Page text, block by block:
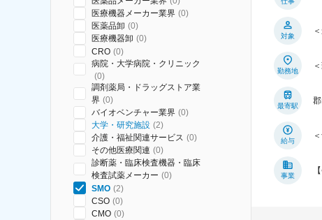
医療機器メーカー業界 (0)
医薬品卸 (0)
医療機器卸 (0)
CRO (0)
病院・大学病院・クリニック
(0)
調剤薬局・ドラッグストア業
界 (0)
バイオベンチャー業界 (0)
大学・研究施設 (2)
介護・福祉関連サービス (0)
その他医療関連 (0)
診断薬・臨床検査機器・臨床
検査試薬メーカー (0)
SMO (2)
CSO (0)
CMO (0)
対象
勤務地
最寄駅
給与
事業